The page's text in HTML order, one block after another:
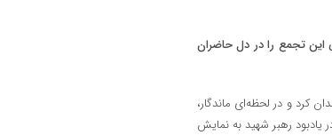
این تجمع را در دل حاضران
کرد و در لحظه‌ای ماندگار،
یادبود رهبر شهید به نمایش